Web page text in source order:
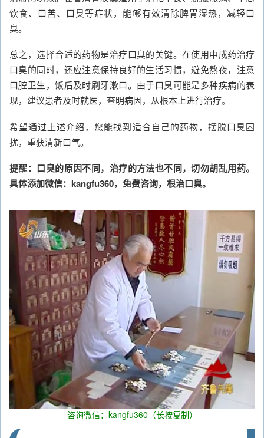
饮食、口苦、口臭等症状，能够有效清除脾胃湿热，减轻口
臭。
总之，选择合适的药物是治疗口臭的关键。在使用中成药治疗
口臭的同时，还应注意保持良好的生活习惯，避免熬夜，注意
口腔卫生，饭后及时刷牙漱口。由于口臭可能是多种疾病的表
现，建议患者及时就医，查明病因，从根本上进行治疗。
希望通过上述介绍，您能找到适合自己的药物，摆脱口臭困
扰，重获清新口气。
提醒：口臭的原因不同，治疗的方法也不同，切勿胡乱用药。
具体添加微信：kangfu360，免费咨询，根治口臭。
咨询微信：kangfu360（长按复制）